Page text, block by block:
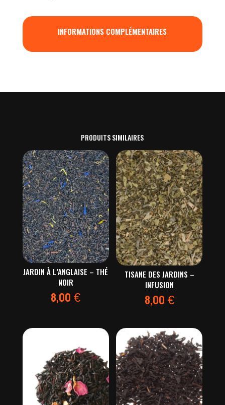
INFORMATIONS COMPLÉMENTAIRES
PRODUITS SIMILAIRES
JARDIN À L’ANGLAISE – THÉ
NOIR
8,00€
TISANE DES JARDINS –
INFUSION
8,00€